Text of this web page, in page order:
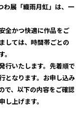
わ展「織雨月虹」は、一
全かつ快適に作品をご
しては、時間帯ごとの
。
行いたします。先着順で
となります。お申し込み
で、以下の内容をご確認
し上げます。